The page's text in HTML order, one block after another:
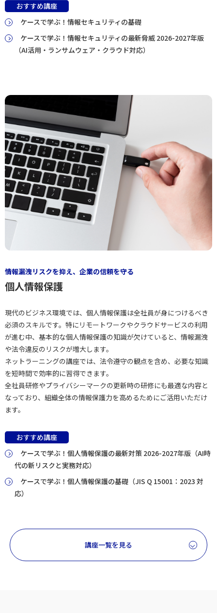
おすすめ講座
ケースで学ぶ！情報セキュリティの基礎
ケースで学ぶ！情報セキュリティの最新脅威 2026-2027年版
（AI活用・ランサムウェア・クラウド対応）
情報漏洩リスクを抑え、企業の信頼を守る
個人情報保護
現代のビジネス環境では、個人情報保護は全社員が身につけるべき
必須のスキルです。特にリモートワークやクラウドサービスの利用
が進む中、基本的な個人情報保護の知識が欠けていると、情報漏洩
や法令違反のリスクが増大します。
ネットラーニングの講座では、法令遵守の観点を含め、必要な知識
を短時間で効率的に習得できます。
全社員研修やプライバシーマークの更新時の研修にも最適な内容と
なっており、組織全体の情報保護力を高めるためにご活用いただけ
ます。
おすすめ講座
ケースで学ぶ！個人情報保護の最新対策 2026-2027年版（AI時
代の新リスクと実務対応）
ケースで学ぶ！個人情報保護の基礎（JIS Q 15001：2023 対
応）
講座一覧を見る